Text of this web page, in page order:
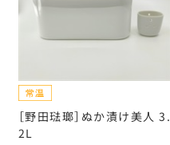
［野田琺瑯］ぬか漬け美人 3.
2L